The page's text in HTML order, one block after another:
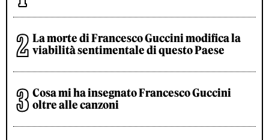
La morte di Francesco Guccini modifica la
viabilità sentimentale di questo Paese
Cosa mi ha insegnato Francesco Guccini
oltre alle canzoni